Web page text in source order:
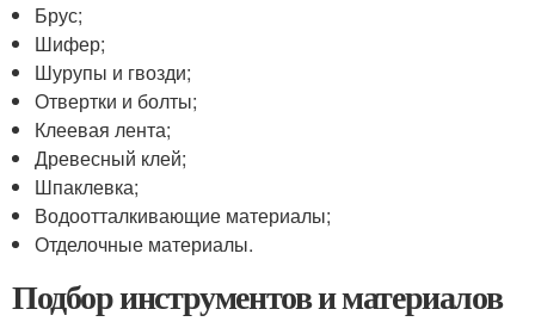
Брус;
Шифер;
Шурупы и гвозди;
Отвертки и болты;
Клеевая лента;
Древесный клей;
Шпаклевка;
Водоотталкивающие материалы;
Отделочные материалы.
Подбор инструментов и материалов